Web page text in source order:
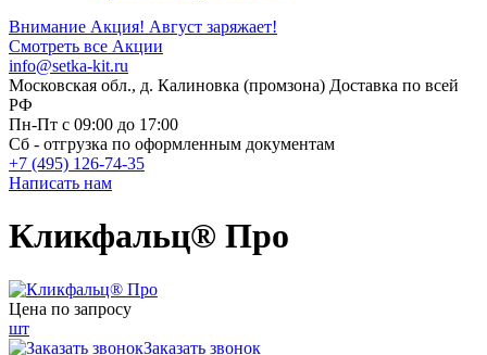
Внимание Акция! Август заряжает!
Смотреть все Акции
info@setka-kit.ru
Московская обл., д. Калиновка (промзона) Доставка по всей
РФ
Пн-Пт с 09:00 до 17:00
Сб - отгрузка по оформленным документам
+7 (495) 126-74-35
Написать нам
Кликфальц® Про
Цена по запросу
шт
Заказать звонок